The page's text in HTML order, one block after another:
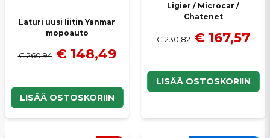
Laturi uusi liitin Yanmar
mopoauto
€ 260,94 € 148,49
LISÄÄ OSTOSKORIIN
Ligier / Microcar /
Chatenet
€ 230,82 € 167,57
LISÄÄ OSTOSKORIIN